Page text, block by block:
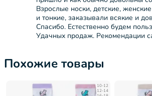
Взрослые носки, детские,
и тонкие, заказывали всякие и
Спасибо. Естественно будем
Удачных продаж. Рекомендации
Похожие товары
10-12
12-14